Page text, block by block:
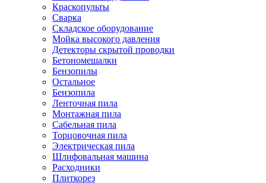
Краскопульты
Сварка
Складское оборудование
Мойка высокого давления
Детекторы скрытой проводки
Бетономешалки
Бензопилы
Остальное
Бензопила
Ленточная пила
Монтажная пила
Сабельная пила
Торцовочная пила
Электрическая пила
Шлифовальная машина
Расходники
Плиткорез